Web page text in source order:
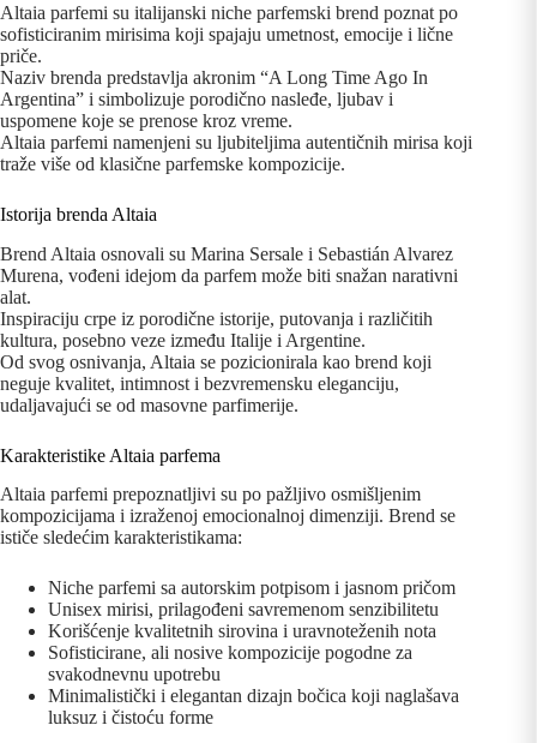
Altaia parfemi su italijanski niche parfemski brend poznat po
sofisticiranim mirisima koji spajaju umetnost, emocije i lične
priče.
Naziv brenda predstavlja akronim “A Long Time Ago In
Argentina” i simbolizuje porodično nasleđe, ljubav i
uspomene koje se prenose kroz vreme.
Altaia parfemi namenjeni su ljubiteljima autentičnih mirisa koji
traže više od klasične parfemske kompozicije.
Istorija brenda Altaia
Brend Altaia osnovali su Marina Sersale i Sebastián Alvarez
Murena, vođeni idejom da parfem može biti snažan narativni
alat.
Inspiraciju crpe iz porodične istorije, putovanja i različitih
kultura, posebno veze između Italije i Argentine.
Od svog osnivanja, Altaia se pozicionirala kao brend koji
neguje kvalitet, intimnost i bezvremensku eleganciju,
udaljavajući se od masovne parfimerije.
Karakteristike Altaia parfema
Altaia parfemi prepoznatljivi su po pažljivo osmišljenim
kompozicijama i izraženoj emocionalnoj dimenziji. Brend se
ističe sledećim karakteristikama:
Niche parfemi sa autorskim potpisom i jasnom pričom
Unisex mirisi, prilagođeni savremenom senzibilitetu
Korišćenje kvalitetnih sirovina i uravnoteženih nota
Sofisticirane, ali nosive kompozicije pogodne za
svakodnevnu upotrebu
Minimalistički i elegantan dizajn bočica koji naglašava
luksuz i čistoću forme